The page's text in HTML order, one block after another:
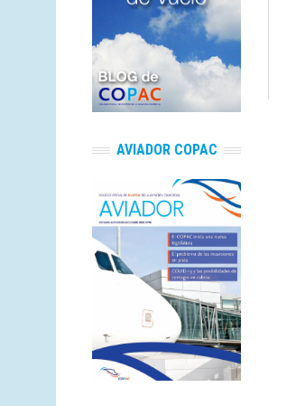
AVIADOR COPAC